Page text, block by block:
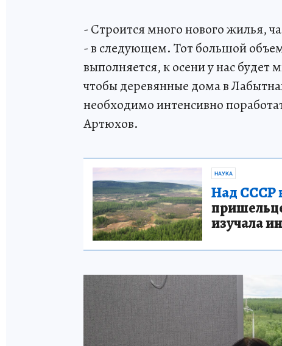
- Строится много нового жилья,
- в следующем. Тот большой
выполняется, к осени у нас будет
чтобы деревянные дома в
необходимо интенсивно
Артюхов.
НАУКА
Над СССР
изучала